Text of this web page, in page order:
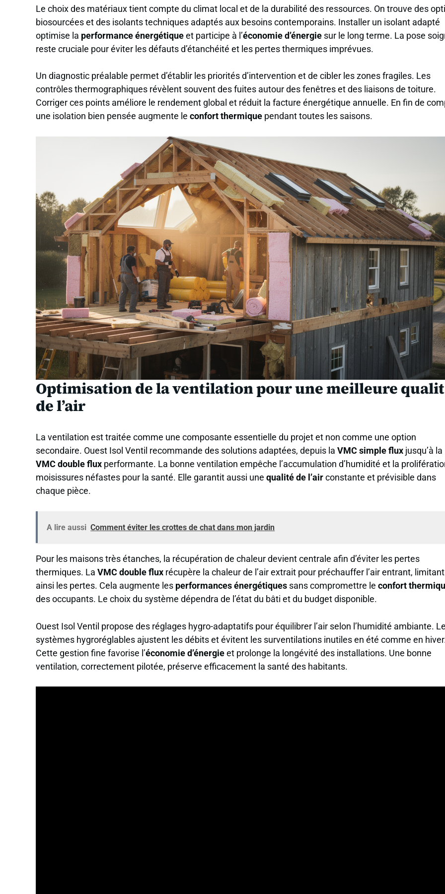
Le choix des matériaux tient compte du climat local et de la durabilité des ressources. On trouve des
biosourcées et des isolants techniques adaptés aux besoins contemporains. Installer un isolant adapté
optimise la performance énergétiqueet participe à l’économie d’énergie sur le long terme. La pose
reste cruciale pour éviter les défauts d’étanchéité et les pertes thermiques imprévues.
Un diagnostic préalable permet d’établir les priorités d’intervention et de cibler les zones fragiles. Les
contrôles thermographiques révèlent souvent des fuites autour des fenêtres et des liaisons de toiture.
Corriger ces points améliore le rendement global et réduit la facture énergétique annuelle. En fin de
une isolation bien pensée augmente le confort thermique pendant toutes les saisons.
Optimisation de la ventilation pour une meilleure
de l’air
La ventilation est traitée comme une composante essentielle du projet et non comme une option
secondaire. Ouest Isol Ventil recommande des solutions adaptées, depuis la VMC simple flux jusqu’à la
VMC double flux performante. La bonne ventilation empêche l’accumulation d’humidité et la
moisissures néfastes pour la santé. Elle garantit aussi une qualité de l’airconstante et prévisible dans
chaque pièce.
A lire aussi Comment éviter les crottes de chat dans mon jardin
Pour les maisons très étanches, la récupération de chaleur devient centrale afin d’éviter les pertes
thermiques. La VMC double flux récupère la chaleur de l’air extrait pour préchauffer l’air entrant, limitant
ainsi les pertes. Cela augmente les performances énergétiques sans compromettre le confort
des occupants. Le choix du système dépendra de l’état du bâti et du budget disponible.
Ouest Isol Ventil propose des réglages hygro-adaptatifs pour équilibrer l’air selon l’humidité ambiante.
systèmes hygroréglables ajustent les débits et évitent les surventilations inutiles en été comme en
Cette gestion fine favorise l’économie d’énergieet prolonge la longévité des installations. Une bonne
ventilation, correctement pilotée, préserve efficacement la santé des habitants.